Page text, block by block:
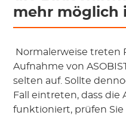
mehr möglich
Aufnahme von
selten auf. Sollte
Fall eintreten, dass
funktioniert, prüfen